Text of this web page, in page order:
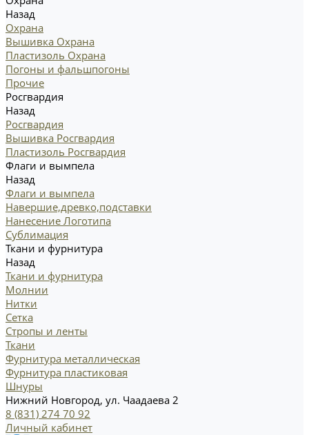
Назад
Охрана
Вышивка Охрана
Пластизоль Охрана
Погоны и фальшпогоны
Прочие
Росгвардия
Назад
Росгвардия
Вышивка Росгвардия
Пластизоль Росгвардия
Флаги и вымпела
Назад
Флаги и вымпела
Навершие,древко,подставки
Нанесение Логотипа
Сублимация
Ткани и фурнитура
Назад
Ткани и фурнитура
Молнии
Нитки
Сетка
Стропы и ленты
Ткани
Фурнитура металлическая
Фурнитура пластиковая
Шнуры
Нижний Новгород, ул. Чаадаева 2
8 (831) 274 70 92
Личный кабинет